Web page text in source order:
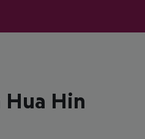
Hua Hin